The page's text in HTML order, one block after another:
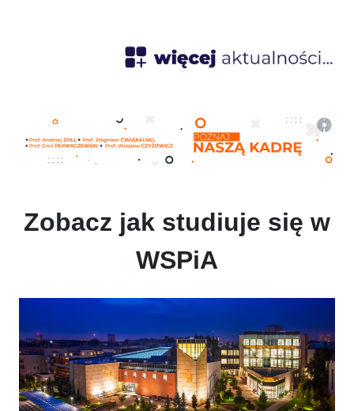
Jednym z nich był Zbigniew
Ćwiąkalski - wybitny prawnik,
skazanie.
Zobacz jak studiuje się w
WSPiA